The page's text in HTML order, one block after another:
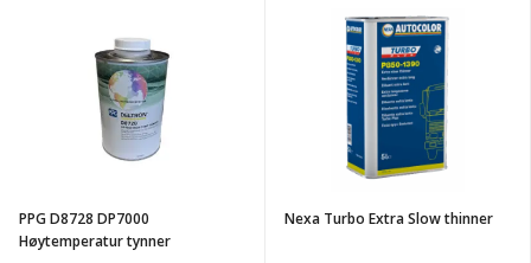
Høytemperatur
PPG D8728 DP7000
Høytemperatur tynner
thinner
Nexa Turbo Extra Slow thinner